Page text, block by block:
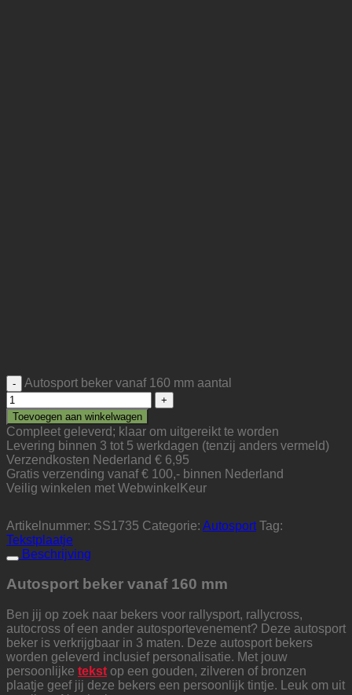
Autosport beker vanaf 160 mm aantal
Toevoegen aan winkelwagen
Compleet geleverd; klaar om uitgereikt te worden
Levering binnen 3 tot 5 werkdagen (tenzij anders vermeld)
Verzendkosten Nederland € 6,95
Gratis verzending vanaf € 100,- binnen Nederland
Veilig winkelen met WebwinkelKeur
Artikelnummer: SS1735 Categorie: Autosport Tag:
Tekstplaatje
Beschrijving
Autosport beker vanaf 160 mm
Ben jij op zoek naar bekers voor rallysport, rallycross,
autocross of een ander autosportevenement? Deze autosport
beker is verkrijgbaar in 3 maten. Deze autosport bekers
worden geleverd inclusief personalisatie. Met jouw
persoonlijke tekst op een gouden, zilveren of bronzen
plaatje geef jij deze bekers een persoonlijk tintje. Leuk om uit